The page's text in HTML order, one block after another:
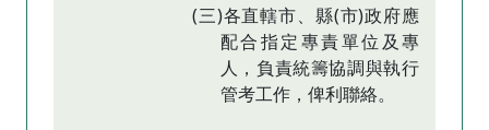
(三)各直轄市、縣(市)政府應
配合指定專責單位及專
人，負責統籌協調與執行
管考工作，俾利聯絡。